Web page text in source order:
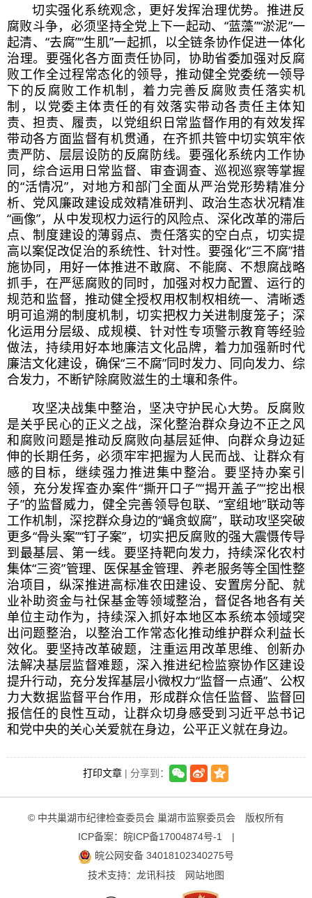
切实强化系统观念，更好发挥治理优势。推进反
腐败斗争，必须坚持全党上下一起动、“蓝藻”“淤泥”一
起清、“去腐”“生肌”一起抓，以全链条协作促进一体化
治理。要强化各方面责任协同，协助省委加强对反腐
败工作全过程常态化的领导，推动健全党委统一领导
下的反腐败工作机制，着力完善反腐败责任落实机
制，以党委主体责任的有效落实带动各责任主体知
责、担责、履责，以党组织日常监督作用的有效发挥
带动各方面监督有机贯通，在齐抓共管中切实筑牢依
责严防、层层设防的反腐防线。要强化系统内工作协
同，综合运用日常监督、审查调查、巡视巡察等掌握
的“活情况”，对地方和部门全面从严治党形势精准分
析、党风廉政建设成效精准研判、政治生态状况精准
“画像”，从中发现权力运行的风险点、深化改革的滞后
点、制度建设的薄弱点、责任落实的空白点，切实提
高以案促改促治的系统性、针对性。要强化“三不腐”措
施协同，用好一体推进不敢腐、不能腐、不想腐战略
抓手，在严惩腐败的同时，加强对权力配置、运行的
规范和监督，推动健全授权用权制权相统一、清晰透
明可追溯的制度机制，切实把权力关进制度笼子；深
化运用分层级、成规模、针对性专项警示教育等经验
做法，持续用好本地廉洁文化品牌，着力加强新时代
廉洁文化建设，确保“三不腐”同时发力、同向发力、综
合发力，不断铲除腐败滋生的土壤和条件。
攻坚决战集中整治，坚决守护民心大势。反腐败
是关乎民心的正义之战，深化整治群众身边不正之风
和腐败问题是推动反腐败向基层延伸、向群众身边延
伸的长期任务，必须牢牢把握为人民而战、让群众有
感的目标，继续强力推进集中整治。要坚持办案引
领，充分发挥查办案件“撕开口子”“揭开盖子”“挖出根
子”的监督威力，健全完善领导包联、“室组地”联动等
工作机制，深挖群众身边的“蝇贪蚁腐”，联动攻坚突破
更多“骨头案”“钉子案”，切实把反腐败的强大震慑传导
到最基层、第一线。要坚持靶向发力，持续深化农村
集体“三资”管理、医保基金管理、养老服务等全国性整
治项目，纵深推进高标准农田建设、安置房分配、就
业补助资金与社保基金等领域整治，督促各地各有关
单位主动作为，持续深入抓好本地区本系统本领域突
出问题整治，以整治工作常态化推动维护群众利益长
效化。要坚持改革破题，注重运用改革思维、创新办
法解决基层监督难题，深入推进纪检监察协作区建设
提升行动，充分发挥基层小微权力“监督一点通”、公权
力大数据监督平台作用，形成群众信任监督、监督回
报信任的良性互动，让群众切身感受到习近平总书记
和党中央的关心关爱就在身边，公平正义就在身边。
打印文章 | 分享到：
© 中共巢湖市纪律检查委员会 巢湖市监察委员会 版权所有
ICP备案： 皖ICP备17004874号-1
|
皖公网安备 34018102340275号
技术支持： 龙讯科技 网站地图